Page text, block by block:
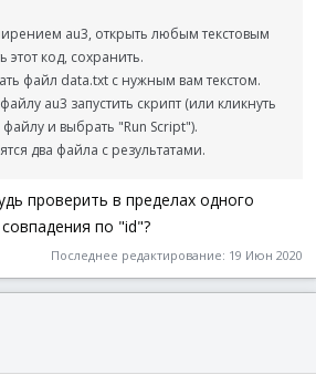
au3, открыть любым текстовым
этот код, сохранить.
файл data.txt с нужным вам текстом.
au3 запустить скрипт (или кликнуть
и выбрать "Run Script").
два файла с результатами.
проверить в пределах одного
по "id"?
Последнее редактирование: 19 Июн 2020